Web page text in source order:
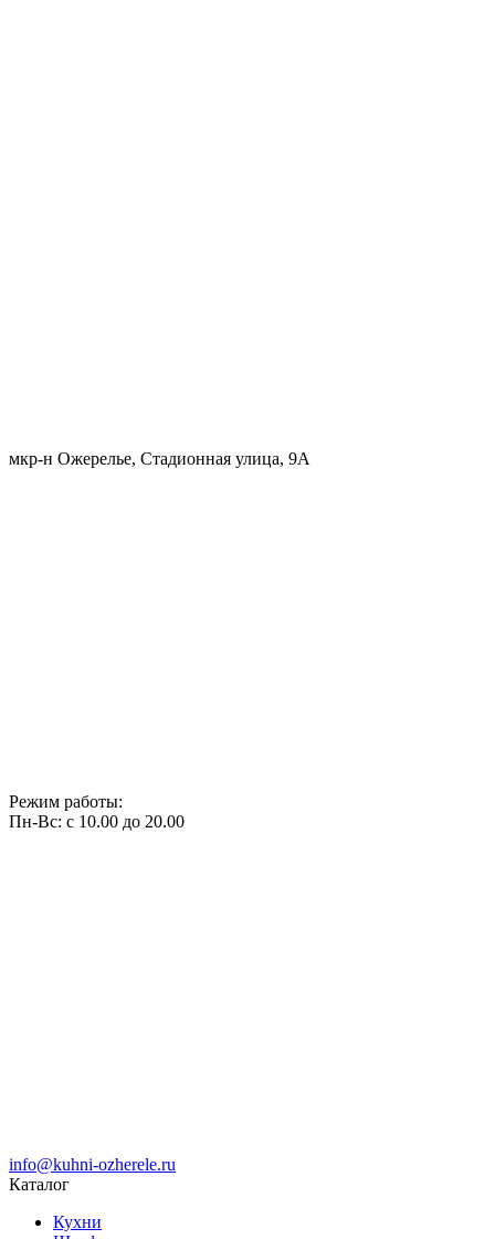
мкр-н Ожерелье, Стадионная улица, 9А
Режим работы:
Пн-Вс: с 10.00 до 20.00
info@kuhni-ozherele.ru
Каталог
Кухни